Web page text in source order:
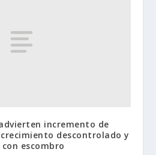
incremento de
descontrolado y
escombro